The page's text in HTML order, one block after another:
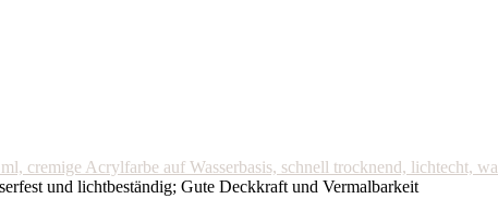
cremige Acrylfarbe auf Wasserbasis, schnell trocknend, lichtecht,
und lichtbeständig; Gute Deckkraft und Vermalbarkeit